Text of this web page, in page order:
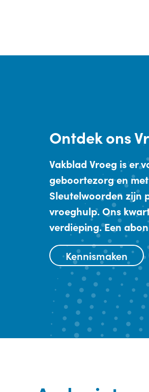
Ontdekons
Vakblad Vroeg is er
geboortezorg en
Sleutelwoorden zijn
vroeghulp. Ons
verdieping. Een
Kennismaken